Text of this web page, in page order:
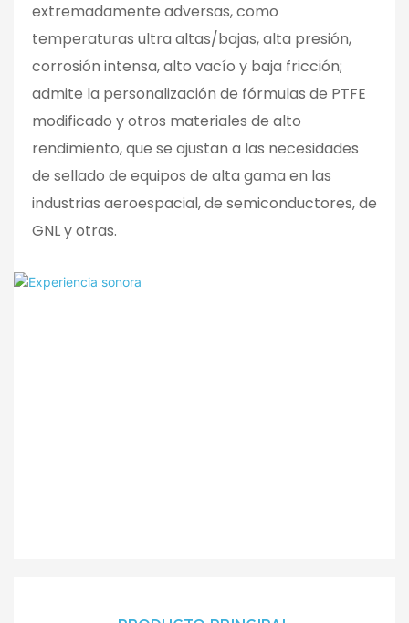
extremadamente adversas, como
temperaturas ultra altas/bajas, alta presión,
corrosión intensa, alto vacío y baja fricción;
admite la personalización de fórmulas de PTFE
modificado y otros materiales de alto
rendimiento, que se ajustan a las necesidades
de sellado de equipos de alta gama en las
industrias aeroespacial, de semiconductores, de
GNL y otras.